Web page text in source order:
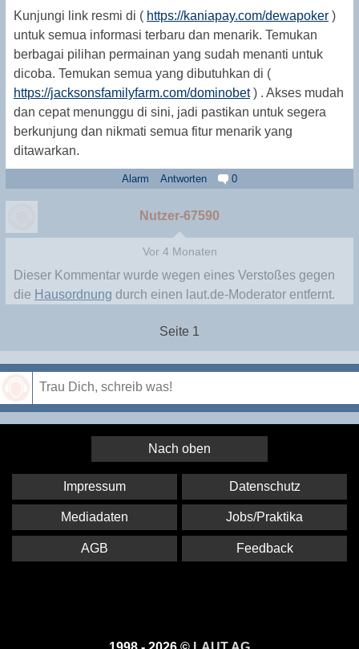
Kunjungi link resmi di ( https://kaniapay.com/dewapoker )
untuk semua informasi terbaru dan menarik. Temukan
berbagai pilihan permainan yang sudah menanti untuk
dicoba. Temukan semua yang dibutuhkan di (
https://jacksonsfamilyfarm.com/dominobet) . Akses mudah
dan cepat menunggu di sini, jadi pastikan untuk segera
berkunjung dan nikmati semua fitur menarik yang
ditawarkan.
Alarm Antworten 0
Nutzer-67590
Vor 4 Monaten
Dieser Kommentar wurde wegen eines Verstoßes gegen
die Hausordnung durch einen laut.de-Moderator entfernt.
Seite 1
Nach oben
Impressum Datenschutz
Mediadaten Jobs/Praktika
AGB Feedback